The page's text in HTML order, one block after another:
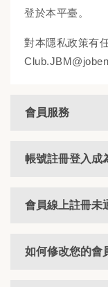
登於本平臺。
對本隱私政策有
會員服務
帳號註冊登入成
會員線上註冊未
如何修改您的會